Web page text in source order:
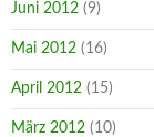
Juni 2012 (9)
Mai 2012 (16)
April 2012 (15)
März 2012 (10)